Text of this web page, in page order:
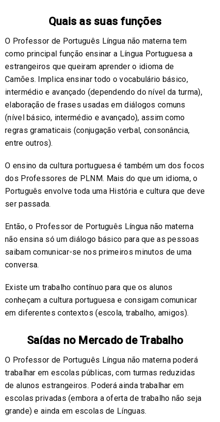
Quais as suas funções
O Professor de Português Língua não materna tem
como principal função ensinar a Língua Portuguesa a
estrangeiros que queiram aprender o idioma de
Camões. Implica ensinar todo o vocabulário básico,
intermédio e avançado (dependendo do nível da turma),
elaboração de frases usadas em diálogos comuns
(nível básico, intermédio e avançado), assim como
regras gramaticais (conjugação verbal, consonância,
entre outros).
O ensino da cultura portuguesa é também um dos focos
dos Professores de PLNM. Mais do que um idioma, o
Português envolve toda uma História e cultura que deve
ser passada.
Então, o Professor de Português Língua não materna
não ensina só um diálogo básico para que as pessoas
saibam comunicar-se nos primeiros minutos de uma
conversa.
Existe um trabalho contínuo para que os alunos
conheçam a cultura portuguesa e consigam comunicar
em diferentes contextos (escola, trabalho, amigos).
Saídas no Mercado de Trabalho
O Professor de Português Língua não materna poderá
trabalhar em escolas públicas, com turmas reduzidas
de alunos estrangeiros. Poderá ainda trabalhar em
escolas privadas (embora a oferta de trabalho não seja
grande) e ainda em escolas de Línguas.